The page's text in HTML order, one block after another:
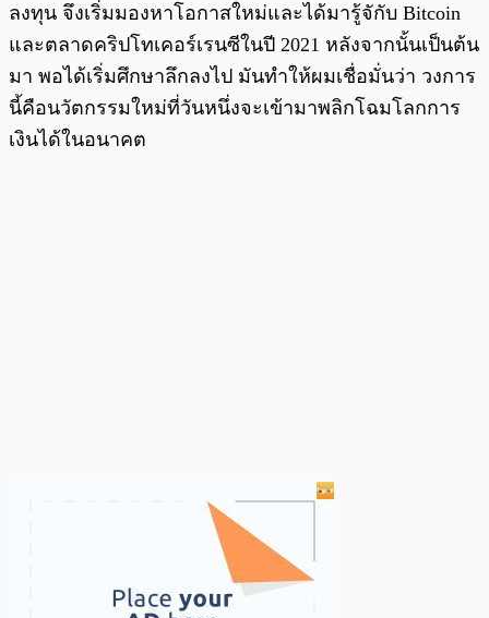
ลงทุน จึงเริ่มมองหาโอกาสใหม่และได้มารู้จักับ Bitcoin
และตลาดคริปโทเคอร์เรนซีในปี 2021 หลังจากนั้นเป็นต้น
มา พอได้เริ่มศึกษาลึกลงไป มันทำให้ผมเชื่อมั่นว่า วงการ
นี้คือนวัตกรรมใหม่ที่วันหนึ่งจะเข้ามาพลิกโฉมโลกการ
เงินได้ในอนาคต